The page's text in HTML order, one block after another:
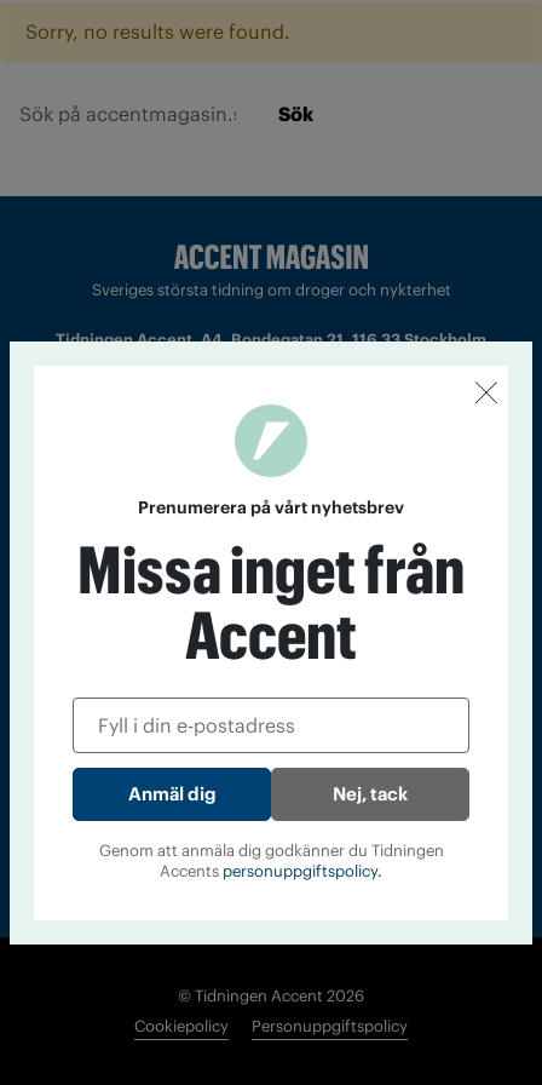
Sorry, no results were found.
Sök
Sveriges största tidning om droger och nykterhet
Tidningen Accent, A4, Bondegatan 21, 116 33 Stockholm
Chefredaktör och ansvarig utgivare: Barbro Janson Lundkvist,
barbro@a4.se.
Kontakt Om Tidningen Tidningsarkiv In English
Läs tidigare
Accent
© Tidningen Accent 2026
Cookiepolicy
Personuppgiftspolicy
Prenumerera på vårt nyhetsbrev
Missa inget från
Accent
Nej, tack
Genom att anmäla dig godkänner du Tidningen
Accents personuppgiftspolicy.